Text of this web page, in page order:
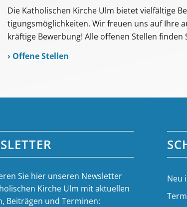
Die Katholischen Kirche Ulm bietet viel­fältige
tigungs­möglich­keiten. Wir freuen uns auf Ihre
kräftige Bewerbung! Alle offenen Stellen finden
› Offene Stellen
Sie hier unseren Newsletter
Kirche Ulm mit aktuellen
Beiträgen und Terminen:
Neu